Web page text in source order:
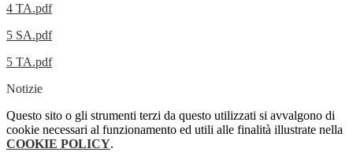
4 TA.pdf
5 SA.pdf
5 TA.pdf
Notizie
Questo sito o gli strumenti terzi da questo utilizzati si avvalgono di
cookie necessari al funzionamento ed utili alle finalità illustrate nella
COOKIE POLICY.